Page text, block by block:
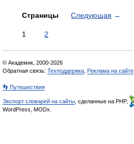
Страницы Следующая →
1 2
© Академик, 2000-2026
Обратная связь: Техподдержка Реклама на сайте
👣 Путешествия
Экспорт словарей на сайты , сделанные на PHP,
WordPress, MODx.